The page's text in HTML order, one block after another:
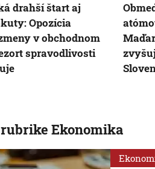
drahší štart aj
Opozícia
v obchodnom
spravodlivosti
Ekonomika